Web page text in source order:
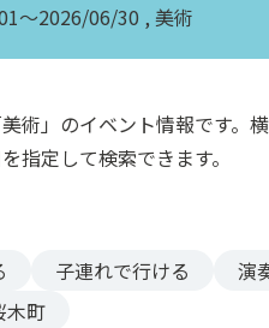
～2026/06/30 美術
術」のイベント情報です。
指定して検索できます。
子連れで行ける 演
木町